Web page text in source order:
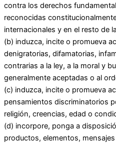
contra los derechos
reconocidas
internacionales y en el resto de
(b) induzca, incite o promueva
denigratorias, difamatorias,
contrarias a la ley, a la moral y
generalmente aceptadas o al
(c) induzca, incite o promueva
pensamientos discriminatorios
religión, creencias, edad o
(d) incorpore, ponga a
productos, elementos,